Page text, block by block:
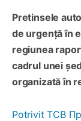
Pretinsele
de urgență în
regiunea
cadrul unei
organizată în
Potrivit ТСВ